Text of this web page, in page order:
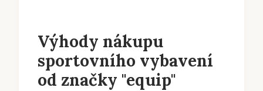
Výhody nákupu
sportovního vybavení
od značky "equip"